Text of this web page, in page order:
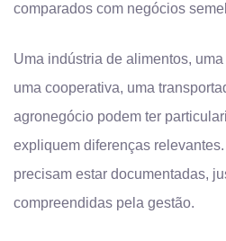
comparados com negócios
Uma indústria de alimentos,
uma cooperativa, uma
agronegócio podem ter
expliquem diferenças
precisam estar documentadas,
compreendidas pela gestão.